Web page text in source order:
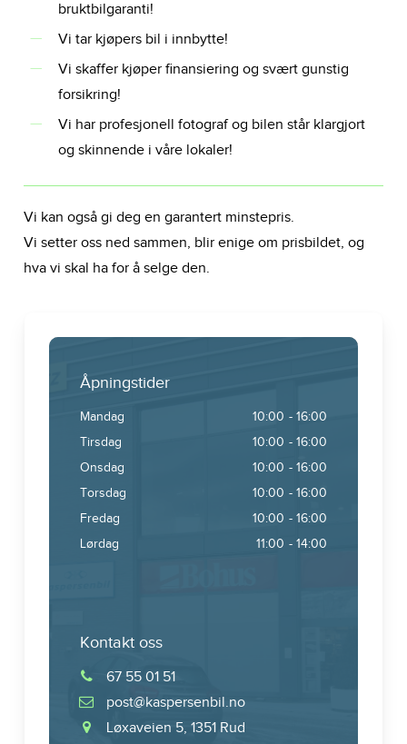
bruktbilgaranti!
Vi tar kjøpers bil i innbytte!
Vi skaffer kjøper finansiering og svært gunstig
forsikring!
Vi har profesjonell fotograf og bilen står klargjort
og skinnende i våre lokaler!
Vi kan også gi deg en garantert minstepris.
Vi setter oss ned sammen, blir enige om prisbildet, og
hva vi skal ha for å selge den.
Åpningstider
Mandag 10:00 - 16:00
Tirsdag
10:00 - 16:00
Onsdag
10:00 - 16:00
Torsdag
10:00 - 16:00
Fredag
10:00 - 16:00
Lørdag
11:00 - 14:00
Kontakt oss
67 55 01 51
post@kaspersenbil.no
Løxaveien 5, 1351 Rud